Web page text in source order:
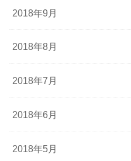
2018年9月
2018年8月
2018年7月
2018年6月
2018年5月